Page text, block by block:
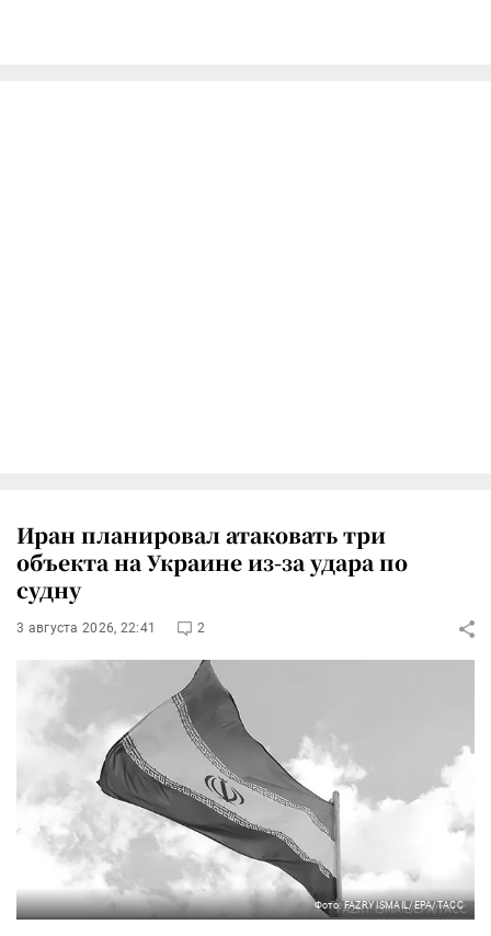
Иран планировал атаковать три
объекта на Украине из-за удара по
судну
3 августа 2026, 22:41 2
Фото: FAZRY ISMAIL/EPA/ТАСС